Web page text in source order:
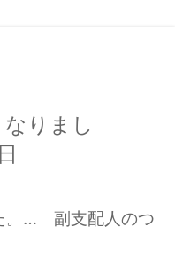
りまし
。… 副支配人のつ